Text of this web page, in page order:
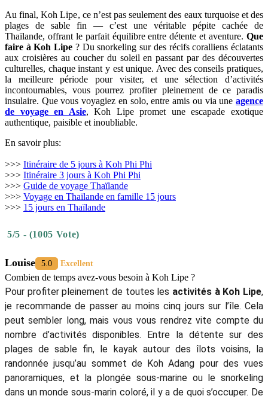
Au final, Koh Lipe, ce n’est pas seulement des eaux turquoise et des
plages de sable fin — c’est une véritable pépite cachée de
Thaïlande, offrant le parfait équilibre entre détente et aventure. Que
faire à Koh Lipe ? Du snorkeling sur des récifs coralliens éclatants
aux croisières au coucher du soleil en passant par des découvertes
culturelles, chaque instant y est unique. Avec des conseils pratiques,
la meilleure période pour visiter, et une sélection d’activités
incontournables, vous pourrez profiter pleinement de ce paradis
insulaire. Que vous voyagiez en solo, entre amis ou via une agence
de voyage en Asie, Koh Lipe promet une escapade exotique
authentique, paisible et inoubliable.
En savoir plus:
>>> Itinéraire de 5 jours à Koh Phi Phi
>>> Itinéraire 3 jours à Koh Phi Phi
>>> Guide de voyage Thaïlande
>>> Voyage en Thaïlande en famille 15 jours
>>> 15 jours en Thaïlande
5/5 - (1005 Vote)
Louise 5.0 Excellent
Combien de temps avez-vous besoin à Koh Lipe ?
Pour profiter pleinement de toutes les activités à Koh Lipe,
je recommande de passer au moins cinq jours sur l’île. Cela
peut sembler long, mais vous vous rendrez vite compte du
nombre d’activités disponibles. Entre la détente sur des
plages de sable fin, le kayak autour des îlots voisins, la
randonnée jusqu’au sommet de Koh Adang pour des vues
panoramiques, et la plongée sous-marine ou le snorkeling
dans un monde sous-marin coloré, il y a de quoi s’occuper. De